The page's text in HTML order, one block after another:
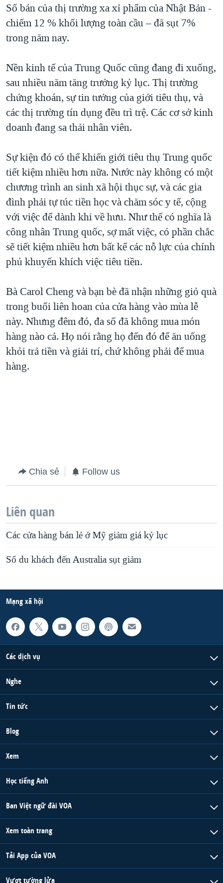
Số bán của thị trường xa xỉ phẩm của Nhật Bản -
chiếm 12 % khối lượng toàn cầu – đã sụt 7%
trong năm nay.
Nền kinh tế của Trung Quốc cũng đang đi xuống,
sau nhiều năm tăng trưởng kỷ lục. Thị trường
chứng khoán, sự tin tưởng của giới tiêu thụ, và
các thị trường tín dụng đều trì trệ. Các cơ sở kinh
doanh đang sa thải nhân viên.
Sự kiện đó có thể khiến giới tiêu thụ Trung quốc
tiết kiệm nhiều hơn nữa. Nước này không có một
chương trình an sinh xã hội thục sự, và các gia
đình phải tự túc tiền học và chăm sóc y tế, cộng
với việc để dành khi về hưu. Như thế có nghĩa là
công nhân Trung quốc, sợ mất việc, có phần chắc
sẽ tiết kiệm nhiều hơn bất kể các nỗ lực của chính
phủ khuyến khích việc tiêu tiền.
Bà Carol Cheng và bạn bè đã nhận những giỏ quà
trong buổi liên hoan của cửa hàng vào mùa lễ
này. Nhưng đêm đó, đa số đã không mua món
hàng nào cả. Họ nói rằng họ đến đó để ăn uống
khỏi trả tiền và giải trí, chứ không phải để mua
hàng.
Chia sẻ Follow us
Liên quan
Các cửa hàng bán lẻ ở Mỹ giảm giá kỷ lục
Số du khách đến Australia sụt giảm
Mạng xã hội
Các dịch vụ
Nghe
Tin tức
Blog
Xem
Học tiếng Anh
Ban Việt ngữ đài VOA
Xem toàn trang
Tải App của VOA
Vượt tường lửa